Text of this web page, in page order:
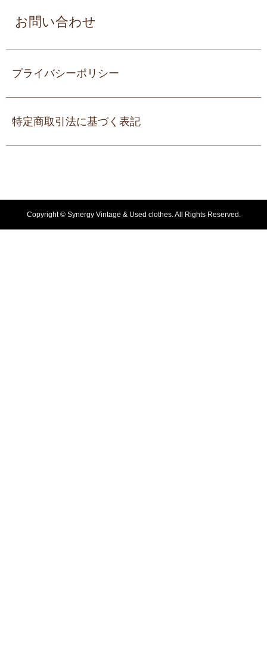
お問い合わせ
プライバシーポリシー
特定商取引法に基づく表記
Copyright ©Synergy Vintage & Used clothes. All Rights Reserved.